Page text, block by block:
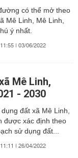
có thể mở theo
Mê Linh, Mê Linh,
ý nhất.
11:55 | 03/06/2022
Mê Linh,
- 2030
đất xã Mê Linh,
được xác định theo
sử dụng đất...
11:11 | 26/04/2022